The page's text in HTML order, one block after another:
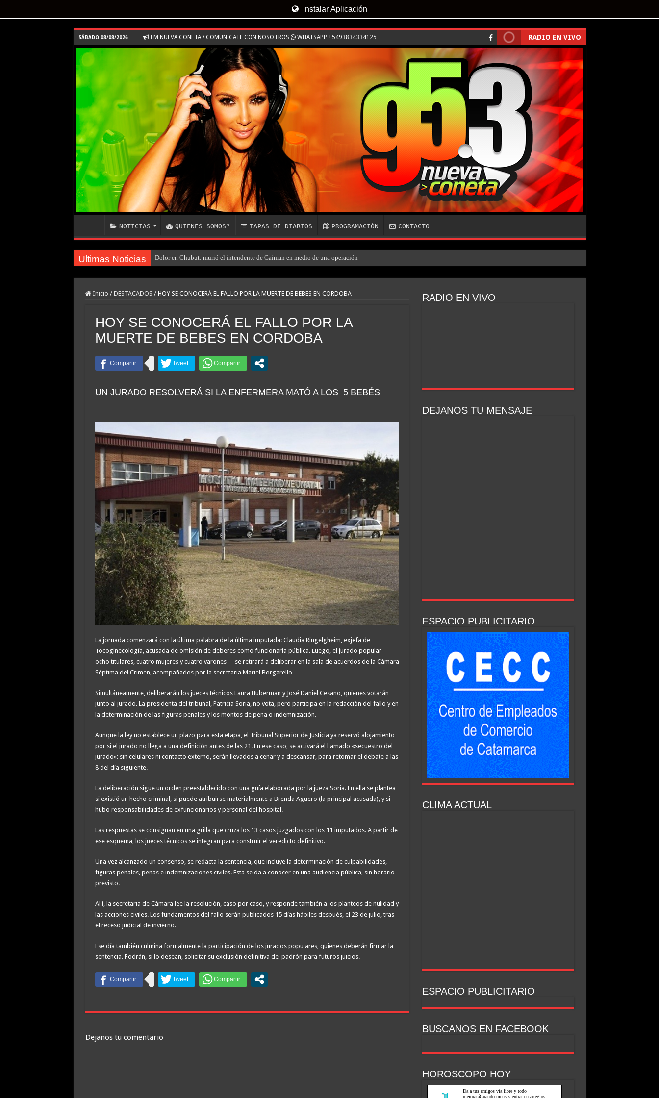
Instalar Aplicación
SÁBADO 08/08/2026 FM NUEVA CONETA / COMUNICATE CON NOSOTROS WHATSAPP +5493834334125 RADIO EN VIVO
NOTICIAS QUIENES SOMOS? TAPAS DE DIARIOS PROGRAMACIÓN CONTACTO
Ultimas Noticias Dolor en Chubut: murió el intendente de Gaiman en medio de una operación
Inicio / DESTACADOS / HOY SE CONOCERÁ EL FALLO POR LA MUERTE DE BEBES EN CORDOBA
HOY SE CONOCERÁ EL FALLO POR LA
MUERTE DE BEBES EN CORDOBA
UN JURADO RESOLVERÁ SI LA ENFERMERA MATÓ A LOS 5 BEBÉS
La jornada comenzará con la última palabra de la última imputada: Claudia Ringelgheim, exjefa de
Tocoginecología, acusada de omisión de deberes como funcionaria pública. Luego, el jurado popular —
ocho titulares, cuatro mujeres y cuatro varones— se retirará a deliberar en la sala de acuerdos de la Cámara
Séptima del Crimen, acompañados por la secretaria Mariel Borgarello.
Simultáneamente, deliberarán los jueces técnicos Laura Huberman y José Daniel Cesano, quienes votarán
junto al jurado. La presidenta del tribunal, Patricia Soria, no vota, pero participa en la redacción del fallo y en
la determinación de las figuras penales y los montos de pena o indemnización.
Aunque la ley no establece un plazo para esta etapa, el Tribunal Superior de Justicia ya reservó alojamiento
por si el jurado no llega a una definición antes de las 21. En ese caso, se activará el llamado «secuestro del
jurado»: sin celulares ni contacto externo, serán llevados a cenar y a descansar, para retomar el debate a las
8 del día siguiente.
La deliberación sigue un orden preestablecido con una guía elaborada por la jueza Soria. En ella se plantea
si existió un hecho criminal, si puede atribuirse materialmente a Brenda Agüero (la principal acusada), y si
hubo responsabilidades de exfuncionarios y personal del hospital.
Las respuestas se consignan en una grilla que cruza los 13 casos juzgados con los 11 imputados. A partir de
ese esquema, los jueces técnicos se integran para construir el veredicto definitivo.
Una vez alcanzado un consenso, se redacta la sentencia, que incluye la determinación de culpabilidades,
figuras penales, penas e indemnizaciones civiles. Esta se da a conocer en una audiencia pública, sin horario
previsto.
Allí, la secretaria de Cámara lee la resolución, caso por caso, y responde también a los planteos de nulidad y
las acciones civiles. Los fundamentos del fallo serán publicados 15 días hábiles después, el 23 de julio, tras
el receso judicial de invierno.
Ese día también culmina formalmente la participación de los jurados populares, quienes deberán firmar la
sentencia. Podrán, si lo desean, solicitar su exclusión definitiva del padrón para futuros juicios.
Dejanos tu comentario
RADIO EN VIVO
DEJANOS TU MENSAJE
ESPACIO PUBLICITARIO
CLIMA ACTUAL
ESPACIO PUBLICITARIO
BUSCANOS EN FACEBOOK
HOROSCOPO HOY